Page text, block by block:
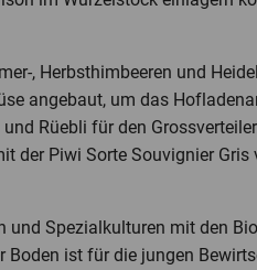
, Herbsthimbeeren und
angebaut, um das
Rüebli für den
der Piwi Sorte Souvignier Gris
Spezialkulturen mit den
ist für die jungen